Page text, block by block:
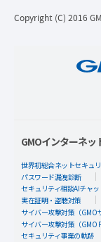
Copyright (C) 2016
GMOインターネ
世界初総合ネットセキュ
パスワード漏洩診断
セキュリティ相談AIチャ
実在証明・盗聴対策
サイバー攻撃対策（GMO
サイバー攻撃対策（GMO
セキュリティ事業の軌跡